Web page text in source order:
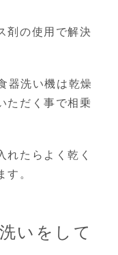
剤の使用で解決
器洗い機は乾燥
ただく事で相乗
れたらよく乾く
。
いをして